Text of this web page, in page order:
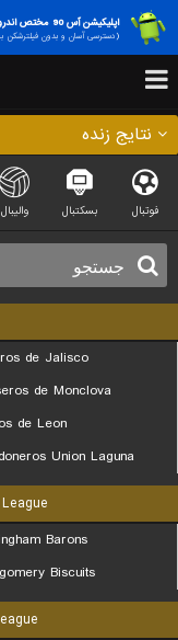
اپلیکیشن آس 90 مختص اندروید
(دسترسی آسان و بدون فیلترشکن
نتایج زنده
فوتبال بسکتبال والیبال
de Jalisco
de Monclova
de Leon
Union Laguna
Barons
Biscuits